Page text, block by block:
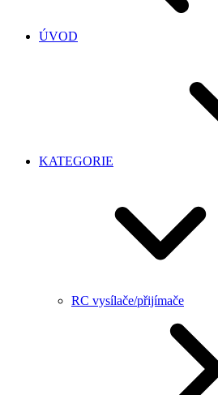
ÚVOD
KATEGORIE
RC vysílače/přijímače